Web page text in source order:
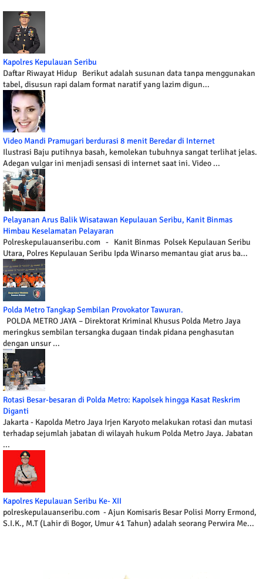
Kapolres Kepulauan Seribu
Daftar Riwayat Hidup Berikut adalah susunan data tanpa menggunakan
tabel, disusun rapi dalam format naratif yang lazim digun...
Video Mandi Pramugari berdurasi 8 menit Beredar di Internet
Ilustrasi Baju putihnya basah, kemolekan tubuhnya sangat terlihat jelas.
Adegan vulgar ini menjadi sensasi di internet saat ini. Video ...
Pelayanan Arus Balik Wisatawan Kepulauan Seribu, Kanit Binmas
Himbau Keselamatan Pelayaran
Polreskepulauanseribu.com - Kanit Binmas Polsek Kepulauan Seribu
Utara, Polres Kepulauan Seribu Ipda Winarso memantau giat arus ba...
Polda Metro Tangkap Sembilan Provokator Tawuran.
POLDA METRO JAYA – Direktorat Kriminal Khusus Polda Metro Jaya
meringkus sembilan tersangka dugaan tindak pidana penghasutan
dengan unsur ...
Rotasi Besar-besaran di Polda Metro: Kapolsek hingga Kasat Reskrim
Diganti
Jakarta - Kapolda Metro Jaya Irjen Karyoto melakukan rotasi dan mutasi
terhadap sejumlah jabatan di wilayah hukum Polda Metro Jaya. Jabatan
...
Kapolres Kepulauan Seribu Ke- XII
polreskepulauanseribu.com - Ajun Komisaris Besar Polisi Morry Ermond,
S.I.K., M.T (Lahir di Bogor, Umur 41 Tahun) adalah seorang Perwira Me...